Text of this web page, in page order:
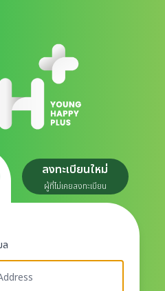
ลงทะเบียนใหม่
ผู้ที่ไม่เคยลงทะเบียน
ล